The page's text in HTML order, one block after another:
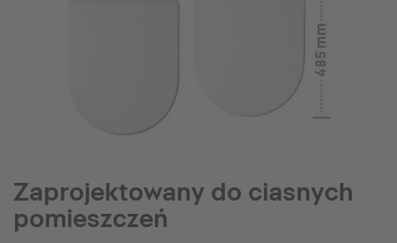
Zaprojektowany do ciasnych
pomieszczeń